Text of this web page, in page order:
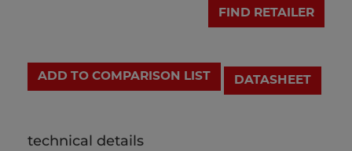
FIND RETAILER
ADD TO COMPARISON LIST DATASHEET
technical details